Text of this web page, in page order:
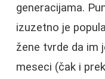
generacijama.
izuzetno je
žene tvrde da im
meseci (čak i